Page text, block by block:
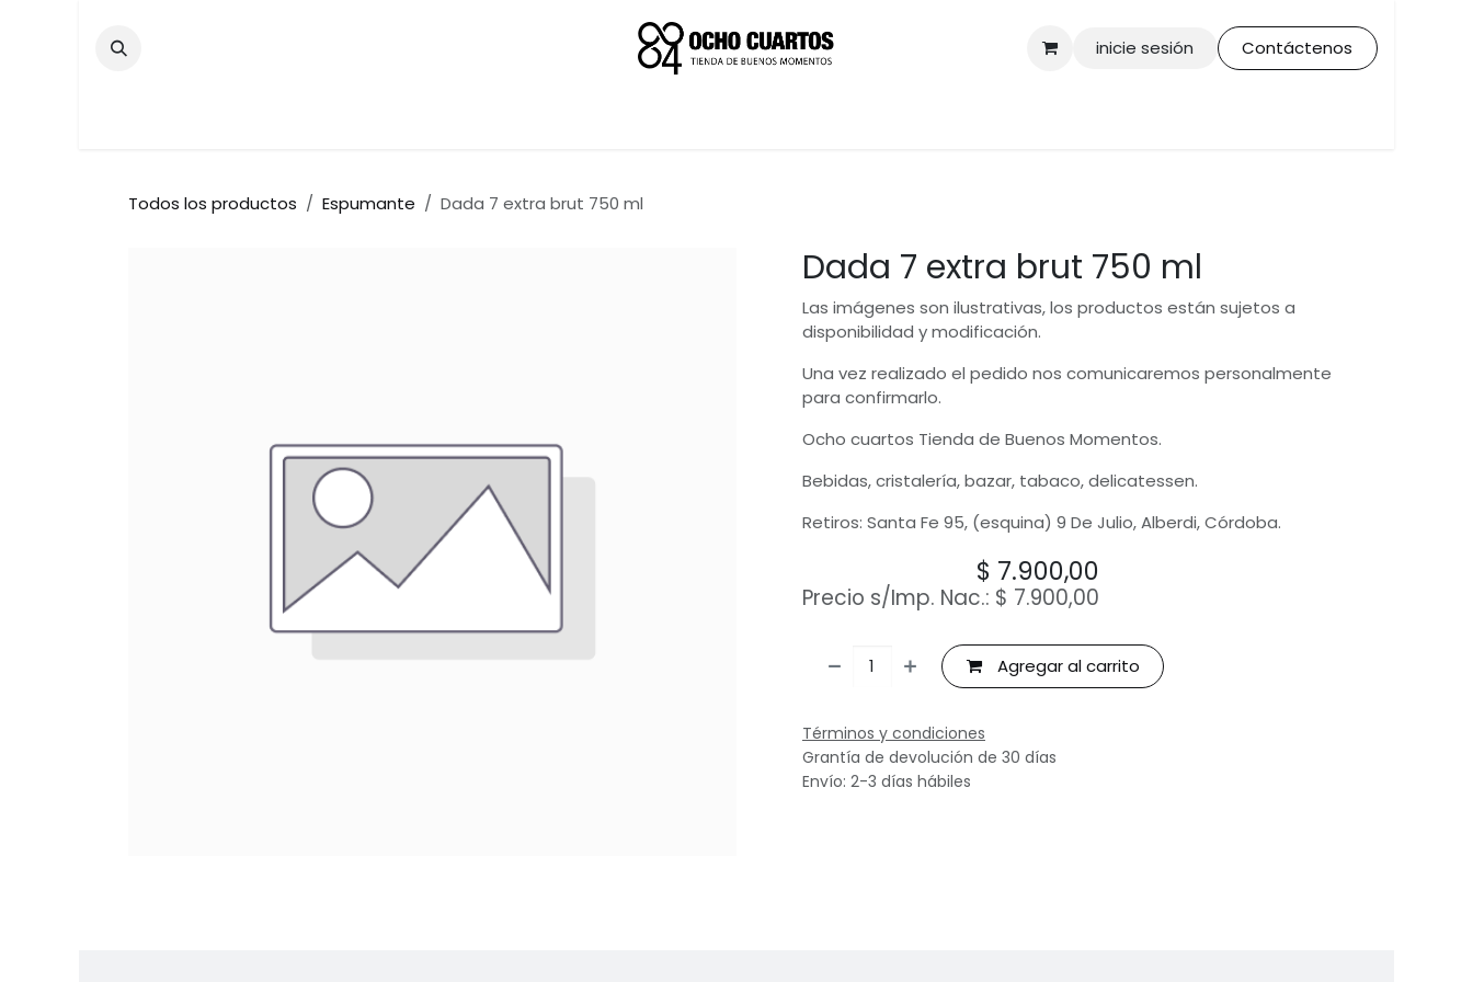
inicie sesión
Contáctenos
Todos los productos Espumante Dada 7 extra brut 750 ml
Dada 7 extra brut 750 ml
Las imágenes son ilustrativas, los productos están sujetos a
disponibilidad y modificación.
Una vez realizado el pedido nos comunicaremos personalmente
para confirmarlo.
Ocho cuartos Tienda de Buenos Momentos.
Bebidas, cristalería, bazar, tabaco, delicatessen.
Retiros: Santa Fe 95, (esquina) 9 De Julio, Alberdi, Córdoba.
$ 7.900,00
Precio s/Imp. Nac.: $ 7.900,00
Agregar al carrito
Términos y condiciones
Grantía de devolución de 30 días
Envío: 2-3 días hábiles